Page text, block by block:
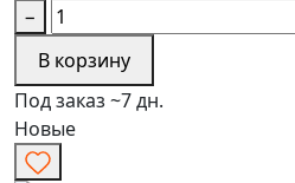
−
В корзину
Под заказ ~7 дн.
Новые